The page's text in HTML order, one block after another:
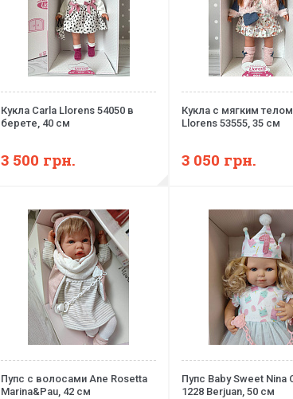
Кукла Carla Llorens 54050 в
берете, 40 см
3 500 грн.
Кукла с мягким
Llorens 53555, 35 см
3 050 грн.
Пупс с волосами Ane Rosetta
Marina&Pau, 42 см
Пупс Baby Sweet Nina
1228 Berjuan, 50 см